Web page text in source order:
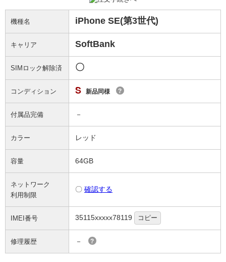
機種名 iPhone SE(第3世代)
キャリア SoftBank
SIMロック解除済 〇
コンディション S 新品同様 ?
付属品完備 －
カラー レッド
容量 64GB
ネットワーク
利用制限
〇 確認する
IMEI番号 35115xxxxx78119 コピー
修理履歴 － ?